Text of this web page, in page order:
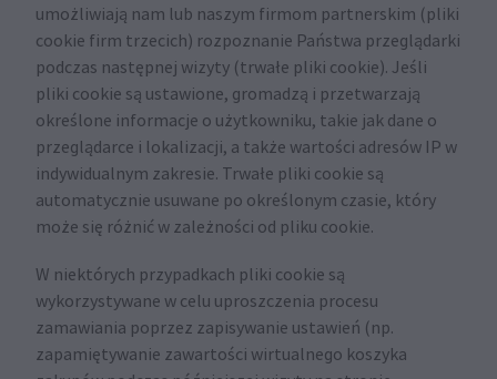
umożliwiają nam lub naszym firmom partnerskim (pliki
cookie firm trzecich) rozpoznanie Państwa przeglądarki
podczas następnej wizyty (trwałe pliki cookie). Jeśli
pliki cookie są ustawione, gromadzą i przetwarzają
określone informacje o użytkowniku, takie jak dane o
przeglądarce i lokalizacji, a także wartości adresów IP w
indywidualnym zakresie. Trwałe pliki cookie są
automatycznie usuwane po określonym czasie, który
może się różnić w zależności od pliku cookie.
W niektórych przypadkach pliki cookie są
wykorzystywane w celu uproszczenia procesu
zamawiania poprzez zapisywanie ustawień (np.
zapamiętywanie zawartości wirtualnego koszyka